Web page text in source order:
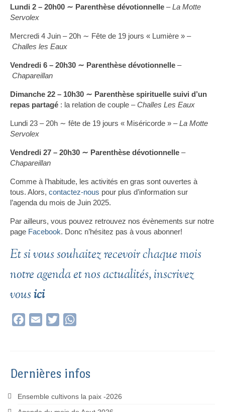
Lundi 2 – 20h00 ∼ Parenthèse dévotionnelle –La Motte
Servolex
Mercredi 4 Juin – 20h ∼ Fête de 19 jours « Lumière » –
Challes les Eaux
Vendredi 6 – 20h30 ∼ Parenthèse dévotionnelle –
Chapareillan
Dimanche 22 – 10h30 ∼ Parenthèse spirituelle suivi d’un
repas partagé : la relation de couple –Challes Les Eaux
Lundi 23 – 20h ∼ fête de 19 jours « Miséricorde » –La Motte
Servolex
Vendredi 27 – 20h30 ∼ Parenthèse dévotionnelle –
Chapareillan
Comme à l’habitude, les activités en gras sont ouvertes à
tous. Alors, contactez-nous pour plus d’information sur
l’agenda du mois de Juin 2025.
Par ailleurs, vous pouvez retrouvez nos évènements sur notre
page Facebook. Donc n’hésitez pas à vous abonner!
Et si vous souhaitez recevoir chaque mois
notre agenda et nos actualités, inscrivez
vousici
Facebook
Email Twitter
Dernières infos
Ensemble cultivons la paix -2026